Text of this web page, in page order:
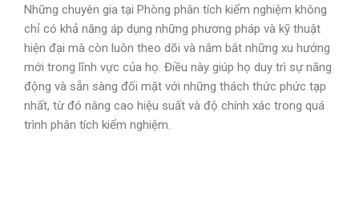
Những chuyên gia tại Phòng phân tích kiểm nghiệm không
chỉ có khả năng áp dụng những phương pháp và kỹ thuật
hiện đại mà còn luôn theo dõi và nắm bắt những xu hướng
mới trong lĩnh vực của họ. Điều này giúp họ duy trì sự năng
động và sẵn sàng đối mặt với những thách thức phức tạp
nhất, từ đó nâng cao hiệu suất và độ chính xác trong quá
trình phân tích kiểm nghiệm.